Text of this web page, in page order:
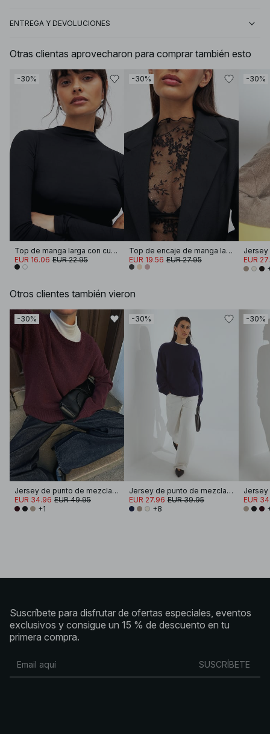
ENTREGA Y DEVOLUCIONES
Otras clientas aprovecharon para comprar también esto
-30%
Top de manga larga con cuello de embudo Soft Line
EUR 16.06 EUR 22.95
-30%
Top de encaje de manga larga
EUR 19.56 EUR 27.95
-30%
EUR
Otros clientes también vieron
-30%
Jersey de punto de mezcla de lana con detalle de costura
EUR 34.96 EUR 49.95
+1
-30%
Jersey de punto de mezcla de lana con cuello redondo
EUR 27.96 EUR 39.95
+8
-30%
EUR
Suscríbete para disfrutar de ofertas especiales, eventos
exclusivos y consigue un 15 % de descuento en tu
primera compra.
SUSCRÍBETE